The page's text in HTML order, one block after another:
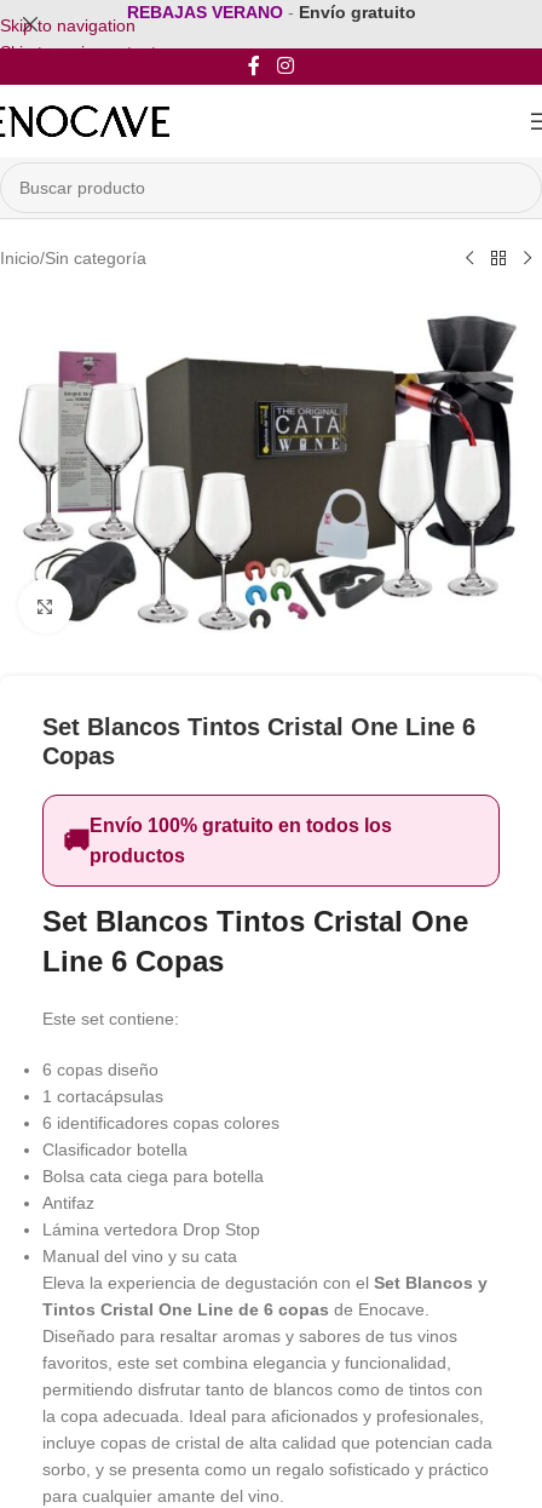
Skip to navigation
Skip to main content
REBAJAS VERANO - Envío gratuito
Inicio/Sin categoría
Clic para ampliar
Set Blancos Tintos Cristal One Line 6
Copas
🚚Envío 100% gratuito en todos los
productos
Set Blancos Tintos Cristal One
Line 6 Copas
Este set contiene:
6 copas diseño
1 cortacápsulas
6 identificadores copas colores
Clasificador botella
Bolsa cata ciega para botella
Antifaz
Lámina vertedora Drop Stop
Manual del vino y su cata
Eleva la experiencia de degustación con el Set Blancos y
Tintos Cristal One Line de 6 copas de Enocave.
Diseñado para resaltar aromas y sabores de tus vinos
favoritos, este set combina elegancia y funcionalidad,
permitiendo disfrutar tanto de blancos como de tintos con
la copa adecuada. Ideal para aficionados y profesionales,
incluye copas de cristal de alta calidad que potencian cada
sorbo, y se presenta como un regalo sofisticado y práctico
para cualquier amante del vino.